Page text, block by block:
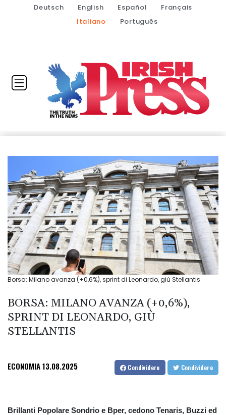
Deutsch English Español
Français
Italiano
Português
Borsa: Milano avanza (+0,6%), sprint di Leonardo, giù Stellantis
BORSA: MILANO AVANZA (+0,6%),
SPRINT DI LEONARDO, GIÙ
STELLANTIS
ECONOMIA13.08.2025 Condividere Condividere
Brillanti Popolare Sondrio e Bper, cedono Tenaris, Buzzi ed